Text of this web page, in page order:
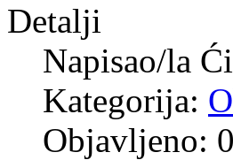
Detalji
Napisao/la
Kategorija:
Objavljeno: